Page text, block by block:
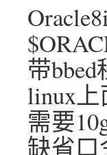
带
linux上
需要
缺省口